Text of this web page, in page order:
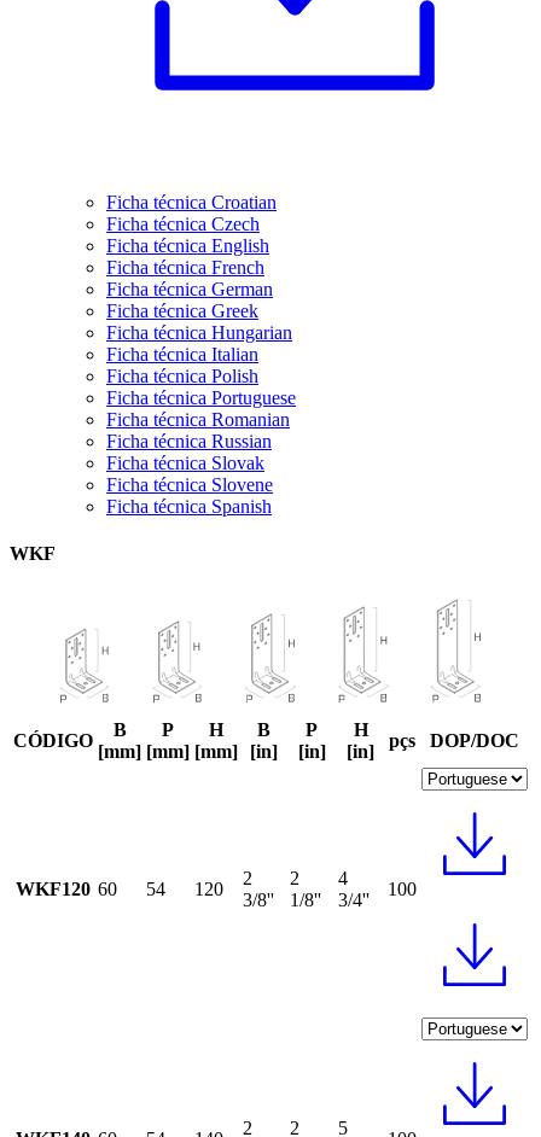
Ficha técnica Croatian
Ficha técnica Czech
Ficha técnica English
Ficha técnica French
Ficha técnica German
Ficha técnica Greek
Ficha técnica Hungarian
Ficha técnica Italian
Ficha técnica Polish
Ficha técnica Portuguese
Ficha técnica Romanian
Ficha técnica Russian
Ficha técnica Slovak
Ficha técnica Slovene
Ficha técnica Spanish
WKF
CÓDIGO
B
[mm]
P
[mm]
H
[mm]
B
[in]
P
[in]
H
[in]
pçs DOP/DOC
WKF120 60 54 120
2
3/8''
2
1/8''
4
3/4''
100
2
2
5